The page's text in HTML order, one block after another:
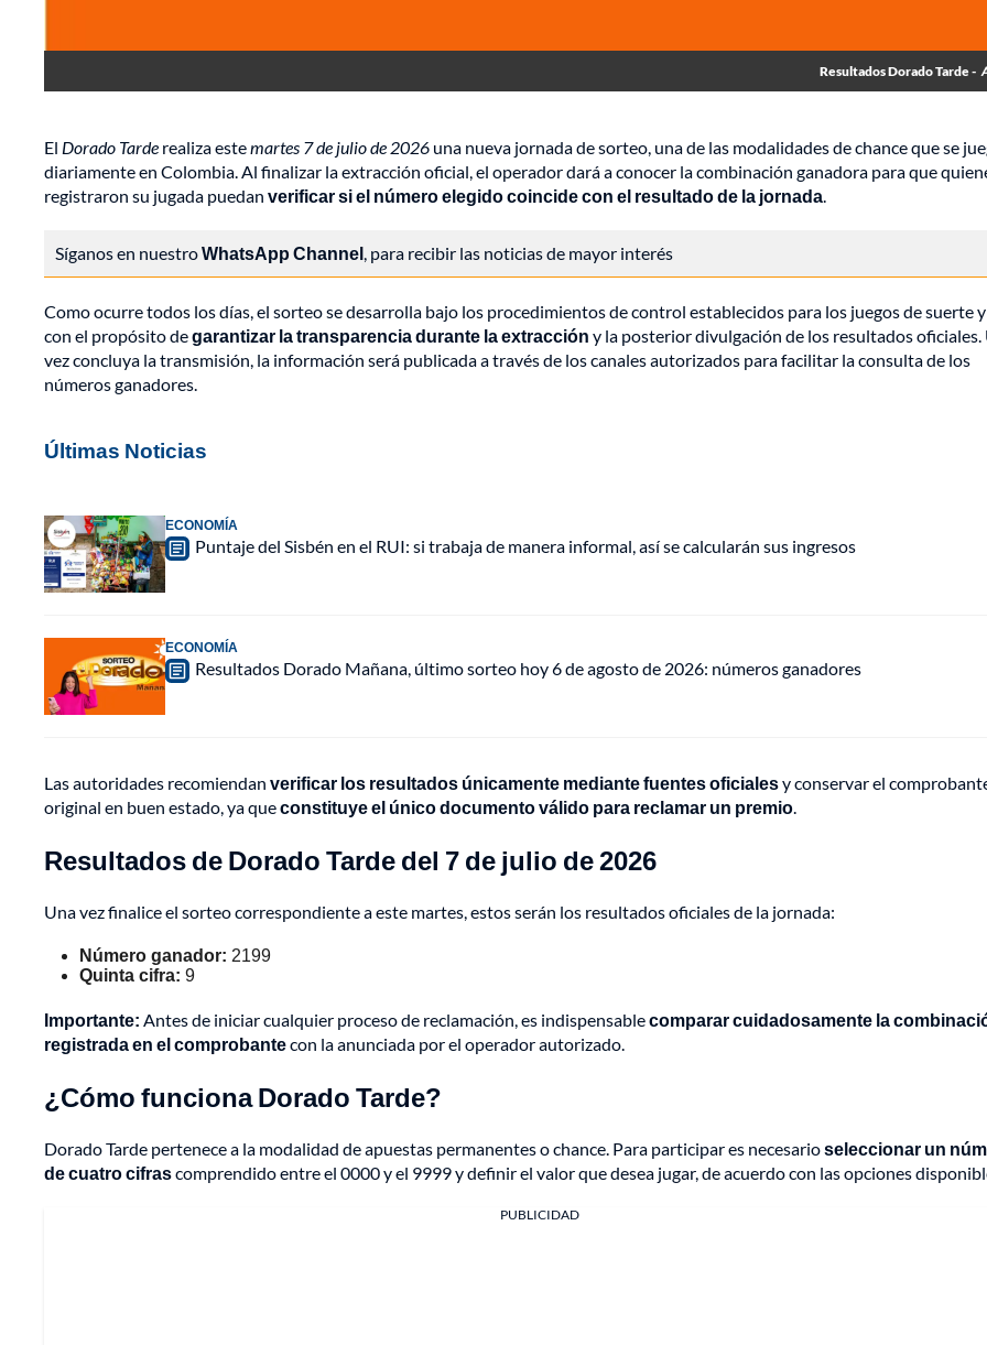
Resultados Dorado Tarde -
El Dorado Tarde realiza estemartes 7 de julio de 2026 una nueva jornada de sorteo, una de las modalidades de chance que se
diariamente en Colombia. Al finalizar la extracción oficial, el operador dará a conocer la combinación ganadora para que
registraron su jugada puedan verificar si el número elegido coincide con el resultado de la jornada.
Síganos en nuestroWhatsApp Channel, para recibir las noticias de mayor interés
Como ocurre todos los días, el sorteo se desarrolla bajo los procedimientos de control establecidos para los juegos de suerte y
con el propósito degarantizar la transparencia durante la extracción y la posterior divulgación de los resultados oficiales.
vez concluya la transmisión, la información será publicada a través de los canales autorizados para facilitar la consulta de los
números ganadores.
Últimas Noticias
ECONOMÍA
Puntaje del Sisbén en el RUI: si trabaja de manera informal, así se calcularán sus ingresos
ECONOMÍA
Resultados Dorado Mañana, último sorteo hoy 6 de agosto de 2026: números ganadores
Las autoridades recomiendan verificar los resultados únicamente mediante fuentes oficialesy conservar el
original en buen estado, ya queconstituye el único documento válido para reclamar un premio.
Resultados de Dorado Tarde del 7 de julio de 2026
Una vez finalice el sorteo correspondiente a este martes, estos serán los resultados oficiales de la jornada:
Número ganador: 2199
Quinta cifra: 9
Importante: Antes de iniciar cualquier proceso de reclamación, es indispensablecomparar cuidadosamente la
registrada en el comprobantecon la anunciada por el operador autorizado.
¿Cómo funciona Dorado Tarde?
Dorado Tarde pertenece a la modalidad de apuestas permanentes o chance. Para participar es necesarioseleccionar un
de cuatro cifrascomprendido entre el 0000 y el 9999 y definir el valor que desea jugar, de acuerdo con las opciones
PUBLICIDAD